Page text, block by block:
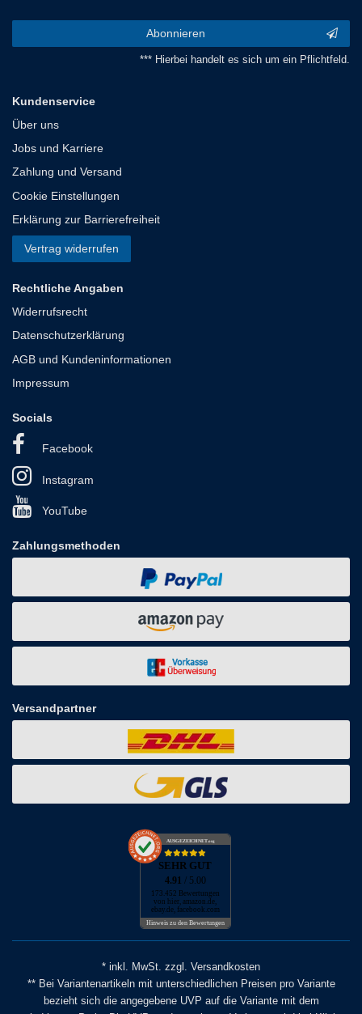
Abonnieren
*** Hierbei handelt es sich um ein Pflichtfeld.
Kundenservice
Über uns
Jobs und Karriere
Zahlung und Versand
Cookie Einstellungen
Erklärung zur Barrierefreiheit
Vertrag widerrufen
Rechtliche Angaben
Widerrufsrecht
Datenschutzerklärung
AGB und Kundeninformationen
Impressum
Socials
Facebook
Instagram
YouTube
Zahlungsmethoden
Versandpartner
AUSGEZEICHNET.org
SEHR GUT
4.91 / 5.00
173.452 Bewertungen
von hier, amazon.de,
ebay.de, facebook.com
Hinweis zu den Bewertungen
* inkl. MwSt. zzgl. Versandkosten
** Bei Variantenartikeln mit unterschiedlichen Preisen pro Variante
bezieht sich die angegebene UVP auf die Variante mit dem